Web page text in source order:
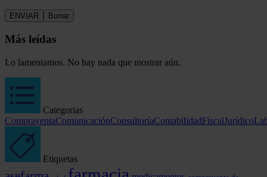
Más leídas
Lo lamentamos. No hay nada que mostrar aún.
Categorias
CompraventaComunicaciónConsultoríaContabilidadFiscalJurídico
Etiquetas